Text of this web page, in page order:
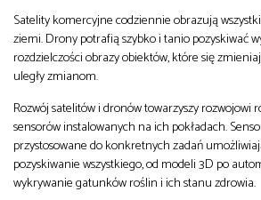
Satelity komercyjne codziennie obrazują
ziemi. Drony potrafią szybko i tanio pozyskiwać
rozdzielczości obrazy obiektów, które się
uległy zmianom.
Rozwój satelitów i dronów towarzyszy rozwojowi
sensorów instalowanych na ich pokładach.
przystosowane do konkretnych zadań
pozyskiwanie wszystkiego, od modeli 3D po
wykrywanie gatunków roślin i ich stanu zdrowia.